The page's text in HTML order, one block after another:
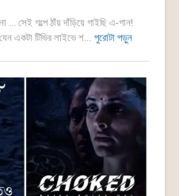
সেই গল্পে ঠাঁয় দাঁড়িয়ে গাইছি এ-গান!
একটা টিভির লাইভে শ... পুরোটা পড়ুন